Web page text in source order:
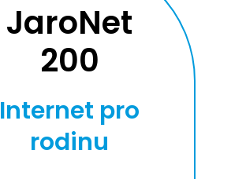
JaroNet
200
Internet pro
rodinu